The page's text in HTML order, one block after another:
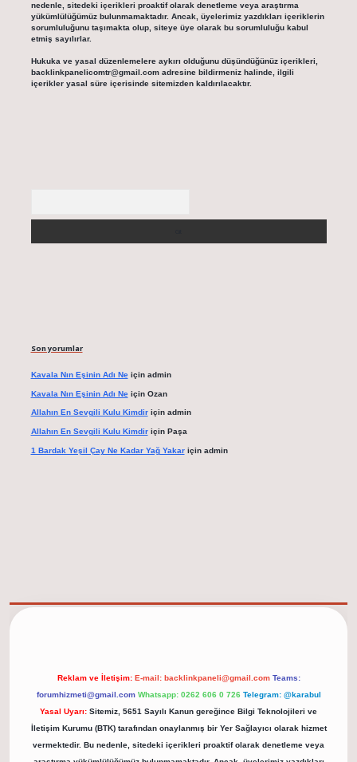
nedenle, sitedeki içerikleri proaktif olarak denetleme veya araştırma
yükümlülüğümüz bulunmamaktadır. Ancak, üyelerimiz yazdıkları içeriklerin
sorumluluğunu taşımakta olup, siteye üye olarak bu sorumluluğu kabul
etmiş sayılırlar.
Hukuka ve yasal düzenlemelere aykırı olduğunu düşündüğünüz içerikleri,
backlinkpanelicomtr@gmail.comadresine bildirmeniz halinde, ilgili
içerikler yasal süre içerisinde sitemizden kaldırılacaktır.
Son yorumlar
Kavala Nın Eşinin Adı Neiçin admin
Kavala Nın Eşinin Adı Neiçin Ozan
Allahın En Sevgili Kulu Kimdiriçin admin
Allahın En Sevgili Kulu Kimdiriçin Paşa
1 Bardak Yeşil Çay Ne Kadar Yağ Yakariçin admin
Reklam ve İletişim: E-mail: backlinkpaneli@gmail.com Teams:
forumhizmeti@gmail.com Whatsapp: 0262 606 0 726 Telegram: @karabul
Yasal Uyarı: Sitemiz, 5651 Sayılı Kanun gereğince Bilgi Teknolojileri ve
İletişim Kurumu (BTK) tarafından onaylanmış bir Yer Sağlayıcı olarak hizmet
vermektedir. Bu nedenle, sitedeki içerikleri proaktif olarak denetleme veya